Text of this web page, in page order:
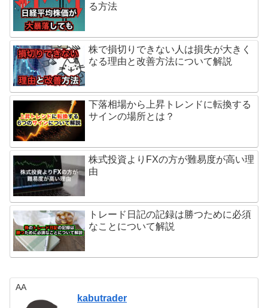
る方法
株で損切りできない人は損失が大きく
なる理由と改善方法について解説
下落相場から上昇トレンドに転換する
サインの場所とは？
株式投資よりFXの方が難易度が高い理
由
トレード日記の記録は勝つために必須
なことについて解説
AA
kabutrader